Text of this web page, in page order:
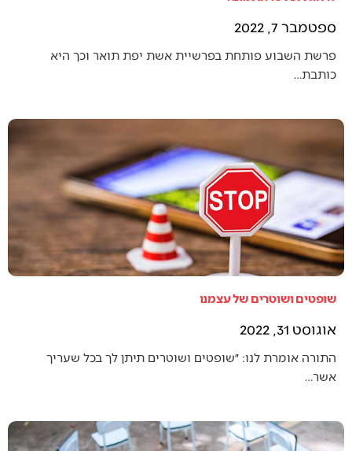
ספטמבר 7, 2022
פרשת השבוע פותחת בפרשיית אשת יפת תואר וכך היא
כותבת…
שופטים ושוטרים של עצמנו
אוגוסט 31, 2022
התורה אומרת לנו: ״שופטים ושוטרים תיתן לך בכל שעריך
אשר…